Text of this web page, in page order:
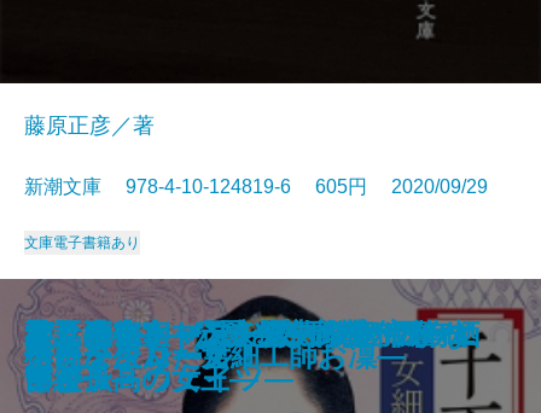
王都の落伍者―ソナンと空人1―
鬼絹の姫―ソナンと空人2―
近代絵画
敗れども負けず
小説 イタリア・ルネサンス1―ヴ
ェネツィア―
スパイ武士道
十津川警部 赤穂・忠臣蔵の殺意
文庫版 ヒトごろし〔上〕
文庫版 ヒトごろし〔下〕
管見妄語 常識は凡人のもの
藤原正彦／著
新潮文庫 978-4-10-124819-6 605円 2020/09/29
文庫電子書籍あり
千両かざり―女細工師お凜―
笑う死体―マンチェスター市警 エ
イダン・ウェイツ―
神話の密室―天久鷹央の事件カル
テ―
スクールカースト殺人教室 リベ
ンジ
オニキスII―公爵令嬢刑事 西有栖
宮綾子―
君と漕ぐ3―ながとろ高校カヌー
部と孤高の女王―
変見自在 トランプ、ウソつかな
い
信長を生んだ男
樽とタタン
カーテンコール！